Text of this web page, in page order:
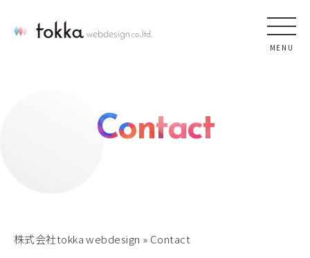
MENU
Contact
株式会社tokka webdesign » Contact